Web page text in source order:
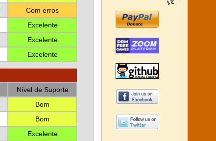
Com erros
Excelente
Excelente
Excelente
Nível de Suporte
Bom
Bom
Excelente